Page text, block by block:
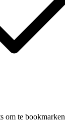
om te bookmarken